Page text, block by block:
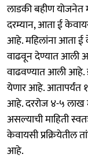
लाडकी बहीण
दरम्यान, आता ई
आहे. महिलांना आता ई
वाढवून देण्यात आली
वाढवण्यात आली आहे.
येणार आहे. आतापर्यंत
आहे. दररोज ४-५ लाख
असल्याची माहिती
केवायसी प्रक्रियेतील
आहे.